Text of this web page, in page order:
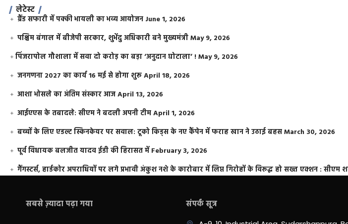
लेटेस्ट
ग्रैंड सफारी में पक्की भायली का भव्य आयोजन June 1, 2026
पश्चिम बंगाल में बीजेपी सरकार, शुभेंदु अधिकारी बने मुख्यमंत्रीMay 9, 2026
​पिंजरापोल गौशाला में सवा दो करोड़ का बड़ा ‘अनुदान घोटाला’ !May 9, 2026
जनगणना 2027 का कार्य 16 मई से होगा शुरूApril 18, 2026
आशा भोसले का अंतिम संस्कार आजApril 13, 2026
आईएएस के तबादले: सीएम ने बदली अपनी टीमApril 1, 2026
बच्चों के लिए एडल्ट स्किनकेयर पर सवाल: टूको किड्स के नए कैंपेन में फराह खान ने उठाई बहसMarch 30, 2026
पूर्व विधायक बलजीत यादव ईडी की हिरासत में February 3, 2026
गैंगस्टर्स, हार्डकोर अपराधियों पर लगे प्रभावी अंकुश नशे के कारोबार में लिप्त गिरोहों के विरूद्ध हो सख्त एक्शन : सीएम
सबसे ज़्यादा पढ़ा गया संपर्क सूत्र